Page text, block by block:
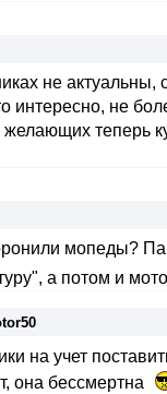
не
интересно, не
желающих теперь
мопеды?
а потом и
на учет
она бессмертна